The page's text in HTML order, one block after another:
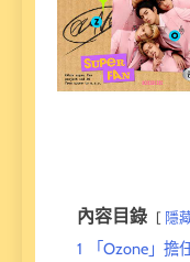
內容目錄 隱
1
「Ozone」擔